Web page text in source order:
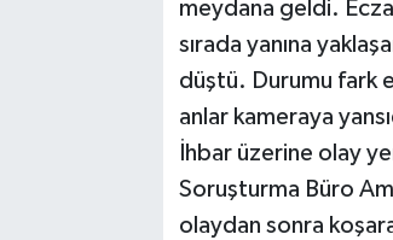
meydana geldi.
sırada yanına
düştü. Durumu fark
anlar kameraya
İhbar üzerine olay
Soruşturma Büro
olaydan sonra